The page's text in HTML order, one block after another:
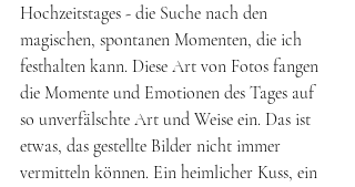
Hochzeitstages - die Suche nach den
magischen, spontanen Momenten, die ich
festhalten kann. Diese Art von Fotos fangen
die Momente und Emotionen des Tages auf
so unverfälschte Art und Weise ein. Das ist
etwas, das gestellte Bilder nicht immer
vermitteln können. Ein heimlicher Kuss, ein